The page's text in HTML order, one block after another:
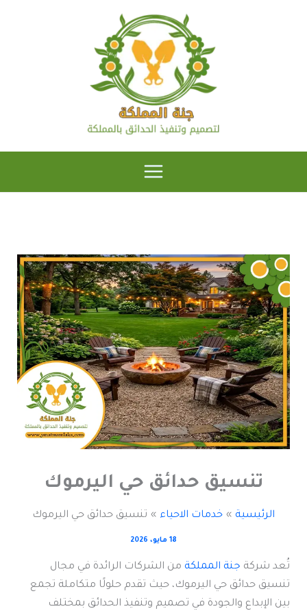
تنسيق حدائق حي اليرموك
الرئيسية خدمات الاحياء تنسيق حدائق حي اليرموك
18 مايو، 2026
تُعد شركة جنة المملكة من الشركات الرائدة في مجال
تنسيق حدائق حي اليرموك، حيث تقدم حلولًا متكاملة تجمع
بين الإبداع والجودة في تصميم وتنفيذ الحدائق بمختلف